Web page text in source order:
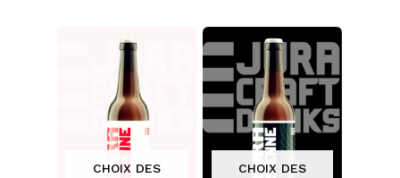
à
CHF 59.40
CHOIX DES
CHOIX DES